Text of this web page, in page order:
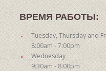
ВРЕМЯ РАБОТЫ:
Tuesday, Thursday and
8:00am - 7:00pm
Wednesday
9:30am - 8:00pm